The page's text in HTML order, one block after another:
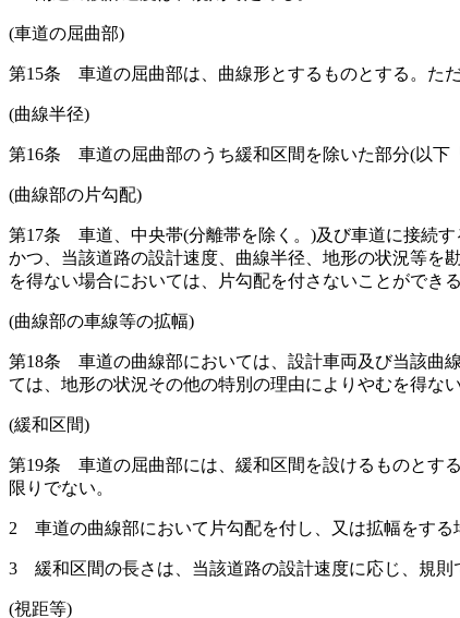
(車道の屈曲部)
第15条 車道の屈曲部は、曲線形とするものとする。 た
(曲線半径)
第16条 車道の屈曲部のうち緩和区間を除いた部分(以下
(曲線部の片勾配)
第17条 車道、中央帯(分離帯を除く。)及び車道に接続
かつ、当該道路の設計速度、曲線半径、地形の状況等を
を得ない場合においては、片勾配を付さないことができる
(曲線部の車線等の拡幅)
第18条 車道の曲線部においては、設計車両及び当該曲
ては、地形の状況その他の特別の理由によりやむを得な
(緩和区間)
第19条 車道の屈曲部には、緩和区間を設けるものとする
限りでない。
2 車道の曲線部において片勾配を付し、又は拡幅をす
3 緩和区間の長さは、当該道路の設計速度に応じ、規則
(視距等)